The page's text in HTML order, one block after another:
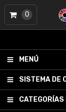
MENÚ
SISTEMA DE
CATEGORÍAS
0